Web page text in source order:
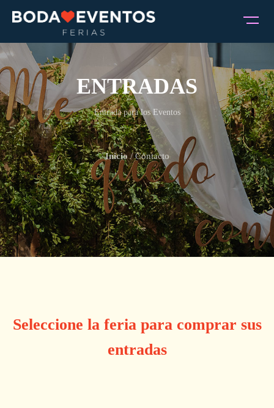
ENTRADAS
Entrada para los Eventos
Inicio / Contacto
Seleccione la feria para comprar sus
entradas